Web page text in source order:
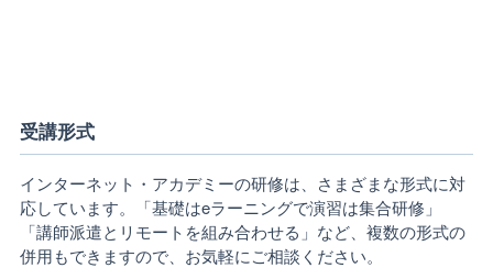
受講形式
インターネット・アカデミーの研修は、さまざまな形式に対
応しています。「基礎はeラーニングで演習は集合研修」
「講師派遣とリモートを組み合わせる」など、複数の形式の
併用もできますので、お気軽にご相談ください。